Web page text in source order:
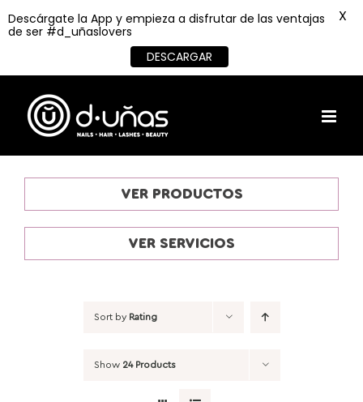
content
VER PRODUCTOS
VER SERVICIOS
Sort by Rating
Show 24 Products
Descárgate la App y empieza a disfrutar de las ventajas
de ser #d_uñaslovers
DESCARGAR
X